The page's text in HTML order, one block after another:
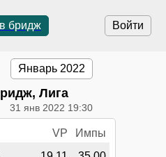
Войти
бридж
Январь 2022
Лига
31 янв 2022 19:30
VP
Импы